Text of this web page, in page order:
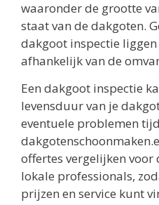
waaronder de grootte
staat van de dakgoten.
dakgoot inspectie liggen
afhankelijk van de
Een dakgoot inspectie
levensduur van je
eventuele problemen
offertes vergelijken voor
lokale professionals,
prijzen en service kunt